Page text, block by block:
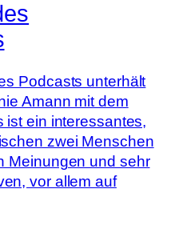
Podcasts unterhält
Amann mit dem
ist ein interessantes,
zwei Menschen
Meinungen und sehr
vor allem auf